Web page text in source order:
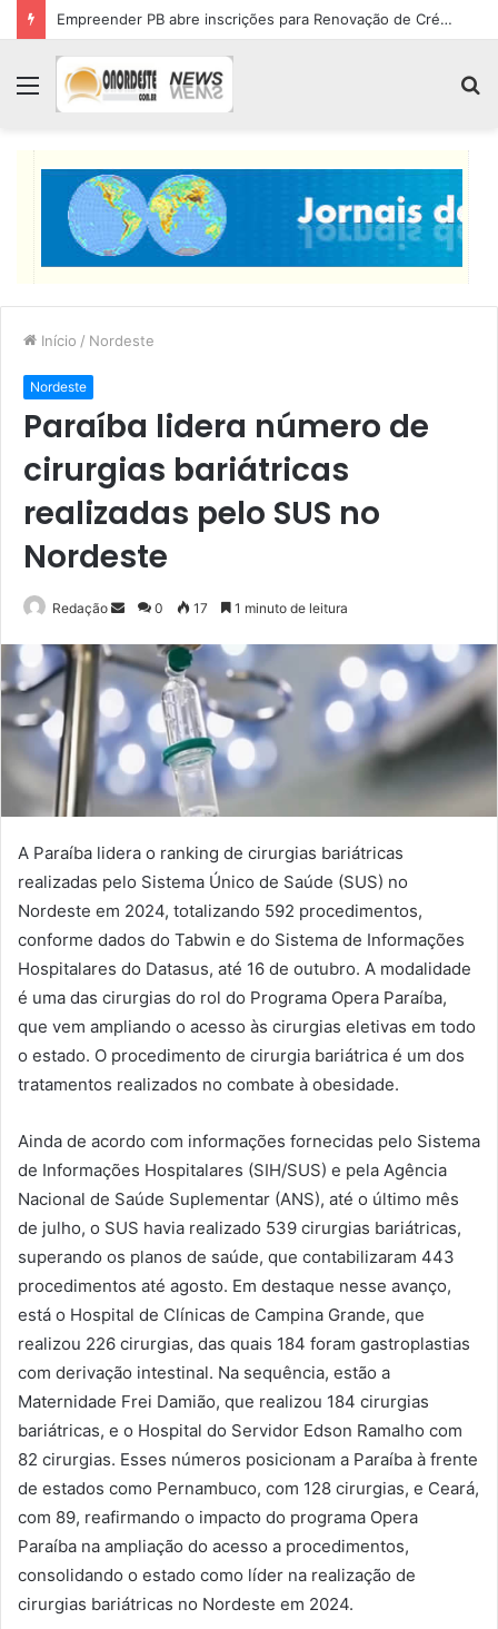
Empreender PB abre inscrições para Renovação de Crédito
Menu
Início / Nordeste
Nordeste
Paraíba lidera número de
cirurgias bariátricas
realizadas pelo SUS no
Nordeste
Redação
Mande
e-
0 17 1 minuto de leitura
A Paraíba lidera o ranking de cirurgias bariátricas
realizadas pelo Sistema Único de Saúde (SUS) no
Nordeste em 2024, totalizando 592 procedimentos,
conforme dados do Tabwin e do Sistema de Informações
Hospitalares do Datasus, até 16 de outubro. A modalidade
é uma das cirurgias do rol do Programa Opera Paraíba,
que vem ampliando o acesso às cirurgias eletivas em todo
o estado. O procedimento de cirurgia bariátrica é um dos
tratamentos realizados no combate à obesidade.
Ainda de acordo com informações fornecidas pelo Sistema
de Informações Hospitalares (SIH/SUS) e pela Agência
Nacional de Saúde Suplementar (ANS), até o último mês
de julho, o SUS havia realizado 539 cirurgias bariátricas,
superando os planos de saúde, que contabilizaram 443
procedimentos até agosto. Em destaque nesse avanço,
está o Hospital de Clínicas de Campina Grande, que
realizou 226 cirurgias, das quais 184 foram gastroplastias
com derivação intestinal. Na sequência, estão a
Maternidade Frei Damião, que realizou 184 cirurgias
bariátricas, e o Hospital do Servidor Edson Ramalho com
82 cirurgias. Esses números posicionam a Paraíba à frente
de estados como Pernambuco, com 128 cirurgias, e Ceará,
com 89, reafirmando o impacto do programa Opera
Paraíba na ampliação do acesso a procedimentos,
consolidando o estado como líder na realização de
cirurgias bariátricas no Nordeste em 2024.